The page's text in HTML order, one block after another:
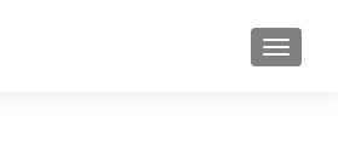
MENU